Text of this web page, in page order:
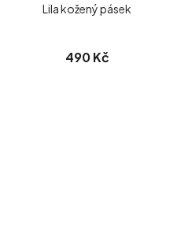
Lila kožený pásek
490 Kč